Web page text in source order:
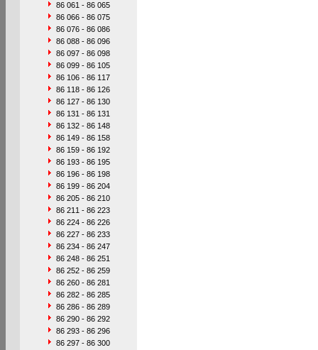
86 061 - 86 065
86 066 - 86 075
86 076 - 86 086
86 088 - 86 096
86 097 - 86 098
86 099 - 86 105
86 106 - 86 117
86 118 - 86 126
86 127 - 86 130
86 131 - 86 131
86 132 - 86 148
86 149 - 86 158
86 159 - 86 192
86 193 - 86 195
86 196 - 86 198
86 199 - 86 204
86 205 - 86 210
86 211 - 86 223
86 224 - 86 226
86 227 - 86 233
86 234 - 86 247
86 248 - 86 251
86 252 - 86 259
86 260 - 86 281
86 282 - 86 285
86 286 - 86 289
86 290 - 86 292
86 293 - 86 296
86 297 - 86 300